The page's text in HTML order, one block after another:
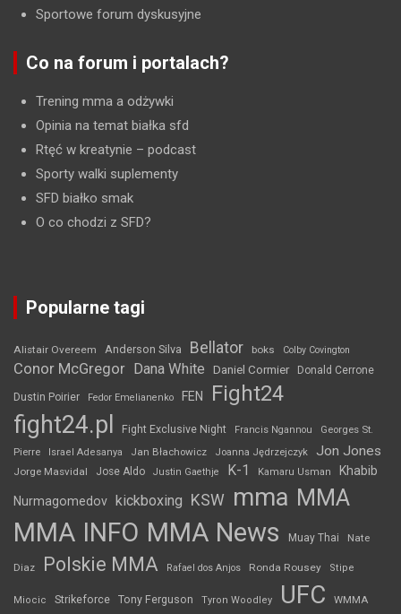
Sportowe forum dyskusyjne
Co na forum i portalach?
Trening mma a odżywki
Opinia na temat białka sfd
Rtęć w kreatynie – podcast
Sporty walki suplementy
SFD białko smak
O co chodzi z SFD?
Popularne tagi
Alistair Overeem Anderson Silva Bellator boks Colby Covington
Conor McGregor Dana White Daniel Cormier Donald Cerrone
Dustin Poirier Fedor Emelianenko FEN Fight24
fight24.pl Fight Exclusive Night Francis Ngannou
Georges St.
Pierre
Israel Adesanya Jan Błachowicz Joanna Jędrzejczyk Jon Jones
Jorge Masvidal Jose Aldo Justin Gaethje K-1 Kamaru Usman Khabib
Nurmagomedov kickboxing KSW mma MMA
MMA INFO MMA News Muay Thai Nate
Diaz Polskie MMA Rafael dos Anjos Ronda Rousey Stipe
Miocic Strikeforce Tony Ferguson Tyron Woodley UFC WMMA